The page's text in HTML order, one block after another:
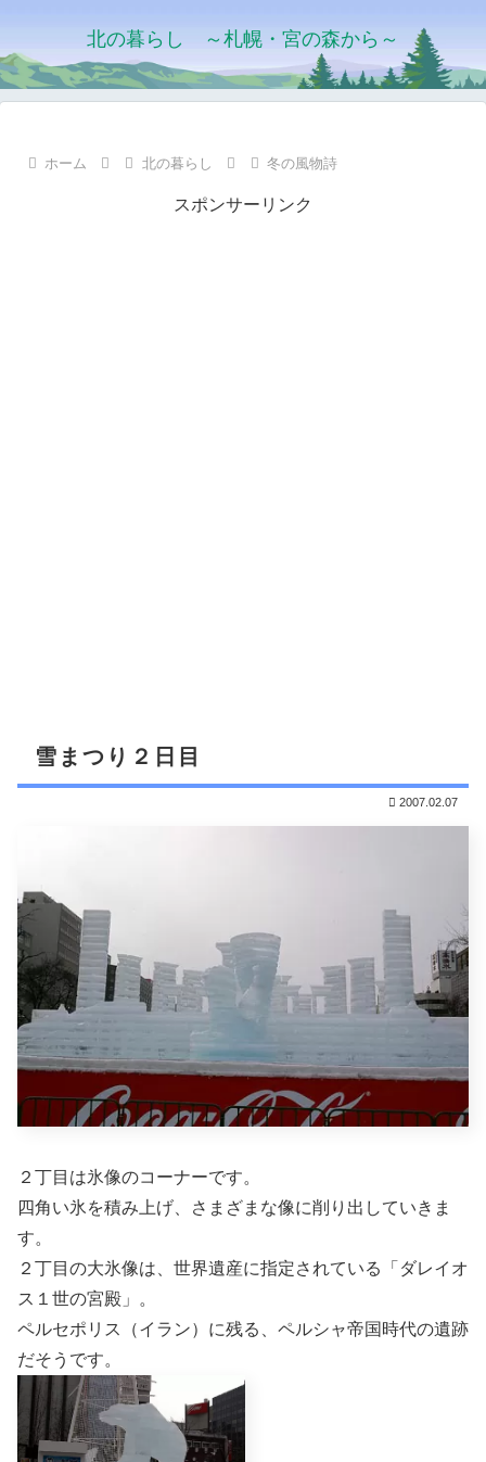
北の暮らし ～札幌・宮の森から～
ホーム 北の暮らし 冬の風物詩
スポンサーリンク
雪まつり２日目
2007.02.07
２丁目は氷像のコーナーです。
四角い氷を積み上げ、さまざまな像に削り出していきま
す。
２丁目の大氷像は、世界遺産に指定されている「ダレイオ
ス１世の宮殿」。
ペルセポリス（イラン）に残る、ペルシャ帝国時代の遺跡
だそうです。